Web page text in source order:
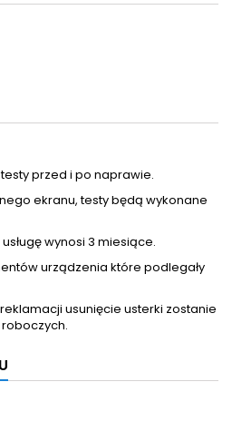
przed i po naprawie.
ekranu, testy będą wykonane
wynosi 3 miesiące.
urządzenia które podlegały
usunięcie usterki zostanie